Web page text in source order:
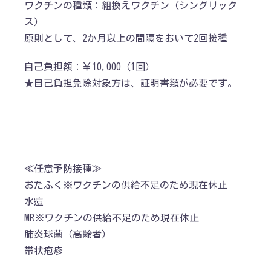
ワクチンの種類：組換えワクチン（シングリック
ス）
原則として、2か月以上の間隔をおいて2回接種
自己負担額：￥10,000（1回）
★自己負担免除対象方は、証明書類が必要です。
≪任意予防接種≫
おたふく※ワクチンの供給不足のため現在休止
水痘
MR※ワクチンの供給不足のため現在休止
肺炎球菌（高齢者）
帯状疱疹